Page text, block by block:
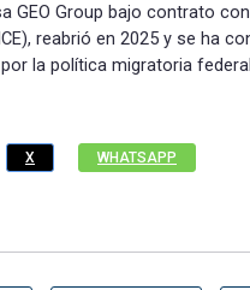
GEO Group bajo contrato
reabrió en 2025 y se ha
la política migratoria
X WHATSAPP